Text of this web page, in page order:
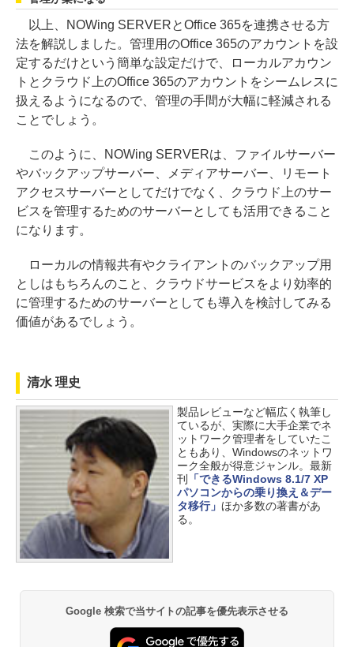
以上、NOWing SERVERとOffice 365を連携させる方
法を解説しました。管理用のOffice 365のアカウントを設
定するだけという簡単な設定だけで、ローカルアカウン
トとクラウド上のOffice 365のアカウントをシームレスに
扱えるようになるので、管理の手間が大幅に軽減される
ことでしょう。
このように、NOWing SERVERは、ファイルサーバー
やバックアップサーバー、メディアサーバー、リモート
アクセスサーバーとしてだけでなく、クラウド上のサー
ビスを管理するためのサーバーとしても活用できること
になります。
ローカルの情報共有やクライアントのバックアップ用
としはもちろんのこと、クラウドサービスをより効率的
に管理するためのサーバーとしても導入を検討してみる
価値があるでしょう。
清水 理史
製品レビューなど幅広く執筆し
ているが、実際に大手企業でネ
ットワーク管理者をしていたこ
ともあり、Windowsのネットワ
ーク全般が得意ジャンル。最新
刊
「できるWindows 8.1/7 XP
パソコンからの乗り換え＆デー
タ移行」 ほか多数の著書があ
る。
Google 検索で当サイトの記事を優先表示させる